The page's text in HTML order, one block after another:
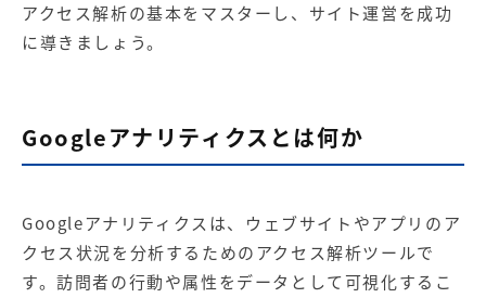
アクセス解析の基本をマスターし、サイト運営を成功
に導きましょう。
Googleアナリティクスとは何か
Googleアナリティクスは、ウェブサイトやアプリのア
クセス状況を分析するためのアクセス解析ツールで
す。訪問者の行動や属性をデータとして可視化するこ